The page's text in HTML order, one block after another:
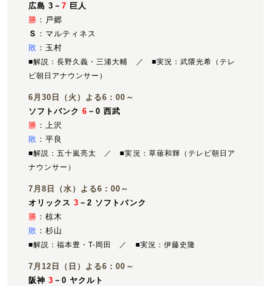
広島 3－7 巨人
勝 ：戸郷
Ｓ ：マルティネス
敗 ：玉村
■解説：長野久義・三浦大輔 ／ ■実況：武隈光希（テレ
ビ朝日アナウンサー）
6月30日（火）よる6：00～
ソフトバンク6 －0 西武
勝 ：上沢
敗 ：平良
■解説：五十嵐亮太 ／ ■実況：草薙和輝（テレビ朝日ア
ナウンサー）
7月8日（水）よる6：00～
オリックス3 －2 ソフトバンク
勝 ：椋木
敗 ：杉山
■解説：福本豊・T-岡田 ／ ■実況：伊藤史隆
7月12日（日）よる6：00～
阪神3 －0 ヤクルト